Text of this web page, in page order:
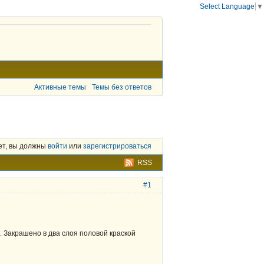
Активные темы Темы без ответов
вы должны войти или зарегистрироваться
RSS
#1
в два слоя половой краской
Select Language ▼